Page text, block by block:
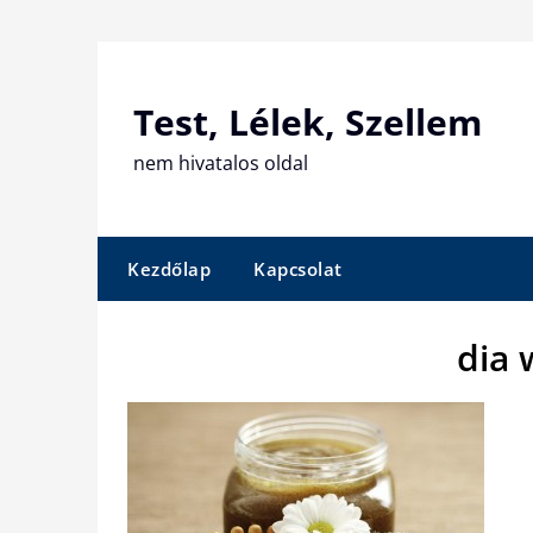
Test, Lélek, Szellem
nem hivatalos oldal
Kezdőlap Kapcsolat
dia